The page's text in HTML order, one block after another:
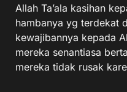
Allah Ta’ala kasihan
hambanya yg terdekat
kewajibannya kepada
mereka senantiasa
mereka tidak rusak